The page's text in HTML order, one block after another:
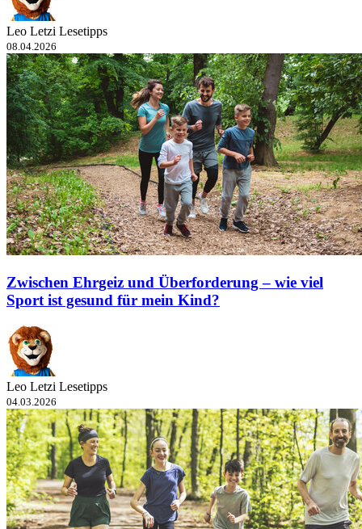
Leo Letzi Lesetipps
08.04.2026
Zwischen Ehrgeiz und Überforderung – wie viel
Sport ist gesund für mein Kind?
Leo Letzi Lesetipps
04.03.2026